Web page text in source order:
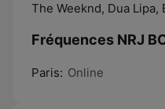
The Weeknd, Dua Lipa,
Fréquences NRJ
Paris: Online